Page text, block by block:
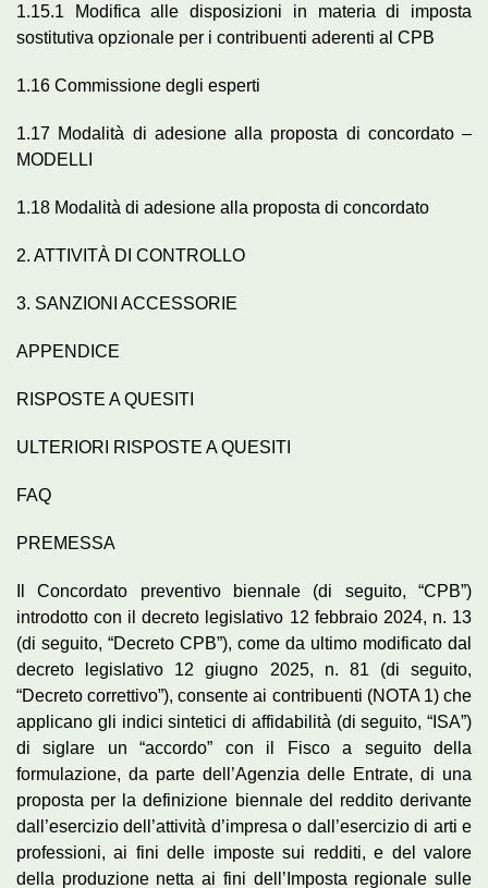
1.15.1 Modifica alle disposizioni in materia di imposta
sostitutiva opzionale per i contribuenti aderenti al CPB
1.16 Commissione degli esperti
1.17 Modalità di adesione alla proposta di concordato –
MODELLI
1.18 Modalità di adesione alla proposta di concordato
2. ATTIVITÀ DI CONTROLLO
3. SANZIONI ACCESSORIE
APPENDICE
RISPOSTE A QUESITI
ULTERIORI RISPOSTE A QUESITI
FAQ
PREMESSA
Il Concordato preventivo biennale (di seguito, “CPB”)
introdotto con il decreto legislativo 12 febbraio 2024, n. 13
(di seguito, “Decreto CPB”), come da ultimo modificato dal
decreto legislativo 12 giugno 2025, n. 81 (di seguito,
“Decreto correttivo”), consente ai contribuenti (NOTA 1) che
applicano gli indici sintetici di affidabilità (di seguito, “ISA”)
di siglare un “accordo” con il Fisco a seguito della
formulazione, da parte dell’Agenzia delle Entrate, di una
proposta per la definizione biennale del reddito derivante
dall’esercizio dell’attività d’impresa o dall’esercizio di arti e
professioni, ai fini delle imposte sui redditi, e del valore
della produzione netta ai fini dell’Imposta regionale sulle